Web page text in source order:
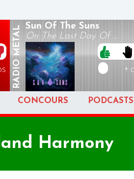
RADIO
METAL Sun Of The Suns
On The Last Day Of ...
+
CONCOURS PODCASTS
Harmony